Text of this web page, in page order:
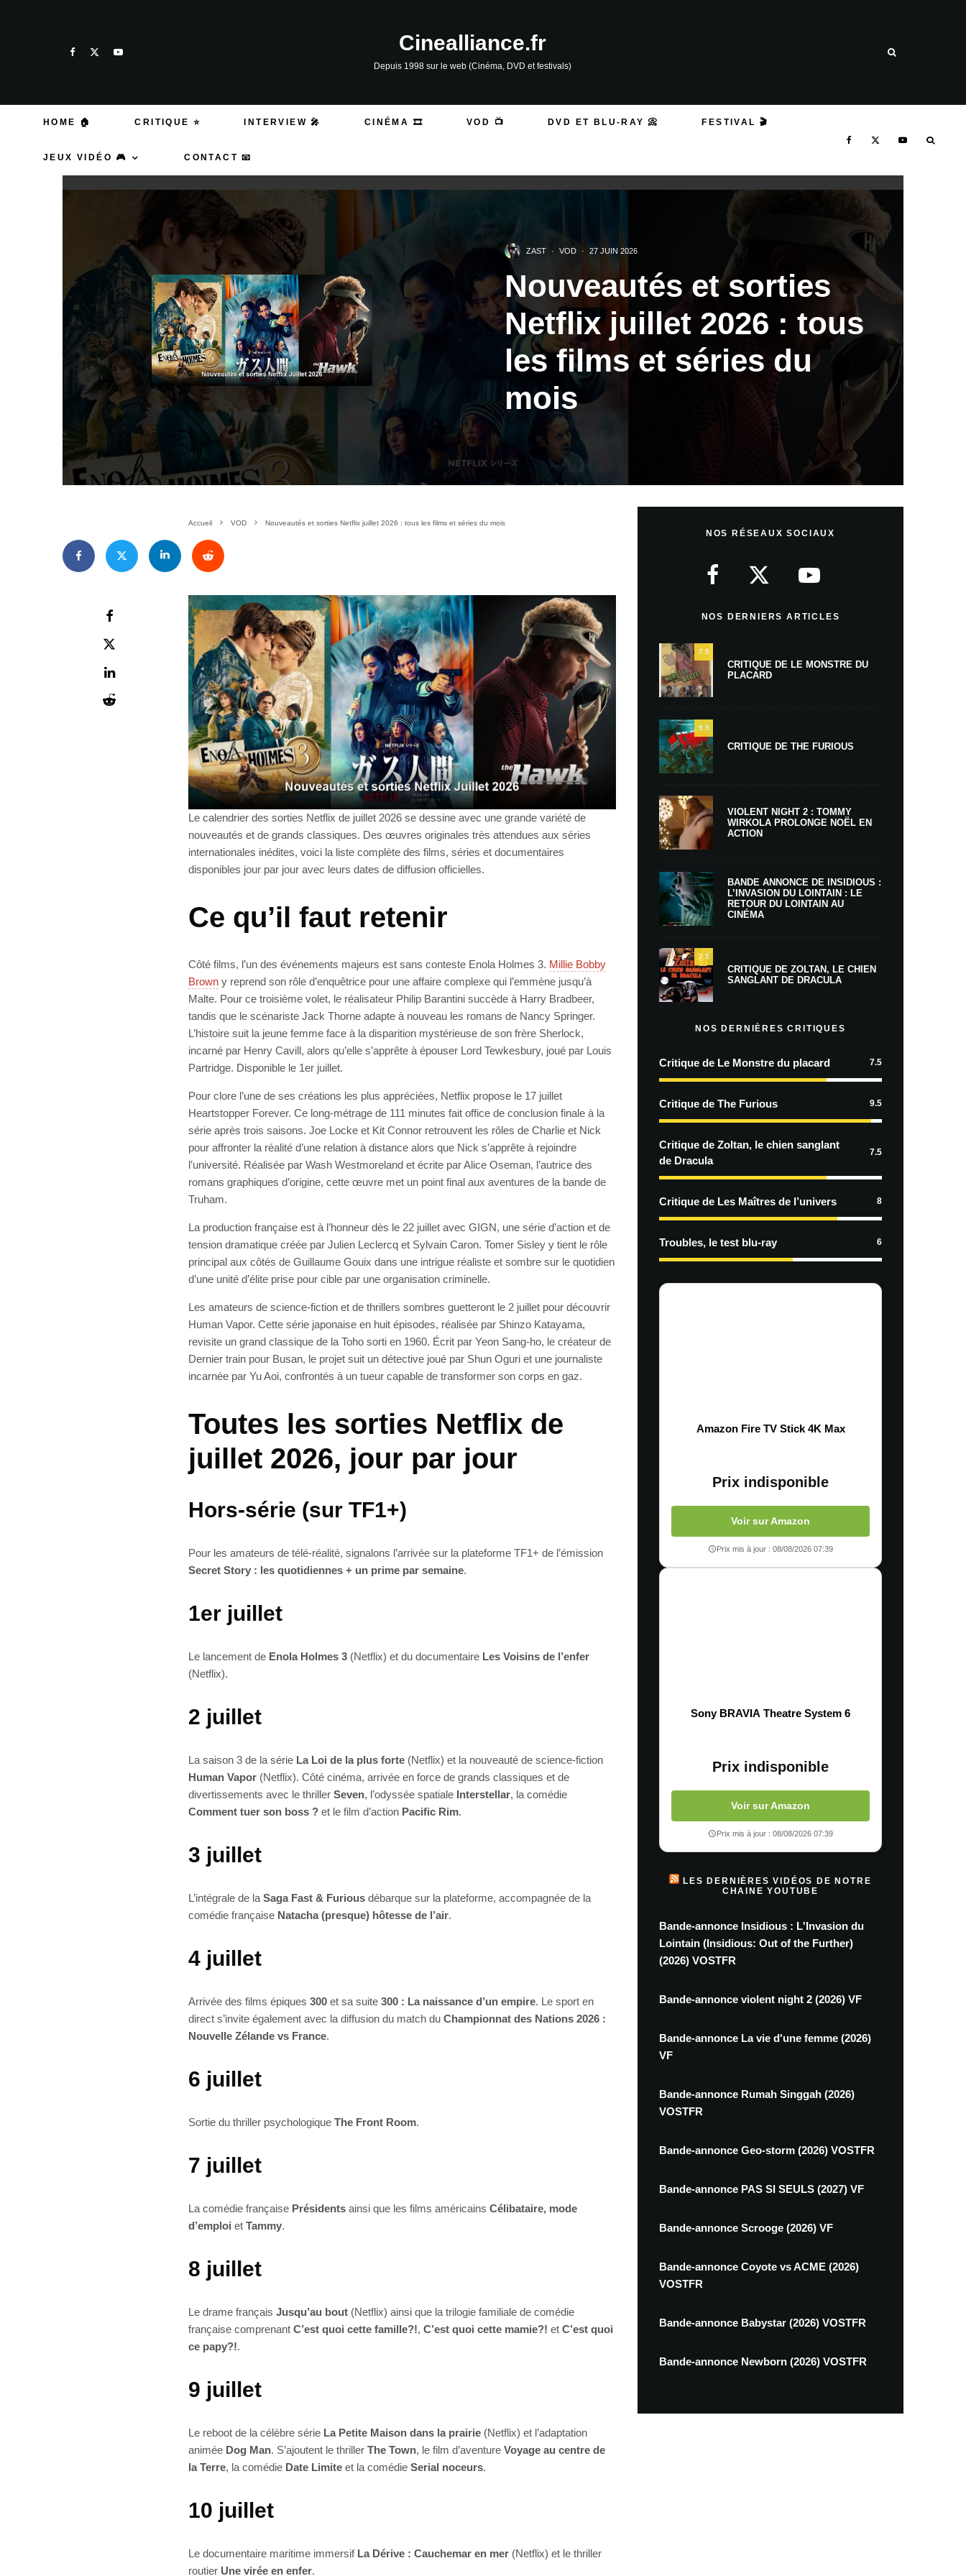
Cinealliance.fr
Depuis 1998 sur le web (Cinéma, DVD et festivals)
HOME 🏠 CRITIQUE ⭐ INTERVIEW 🎤 CINÉMA 🎞️ VOD 📺 DVD ET BLU-RAY 📀 FESTIVAL 🎬
JEUX VIDÉO 🎮 CONTACT 📧
ZAST · VOD · 27 JUIN 2026
Nouveautés et sorties
Netflix juillet 2026 : tous
les films et séries du
mois
Accueil VOD Nouveautés et sorties Netflix juillet 2026 : tous les films et séries du mois
Le calendrier des sorties Netflix de juillet 2026 se dessine avec une grande variété de
nouveautés et de grands classiques. Des œuvres originales très attendues aux séries
internationales inédites, voici la liste complète des films, séries et documentaires
disponibles jour par jour avec leurs dates de diffusion officielles.
Ce qu’il faut retenir
Côté films, l’un des événements majeurs est sans conteste Enola Holmes 3. Millie Bobby
Brown y reprend son rôle d’enquêtrice pour une affaire complexe qui l’emmène jusqu’à
Malte. Pour ce troisième volet, le réalisateur Philip Barantini succède à Harry Bradbeer,
tandis que le scénariste Jack Thorne adapte à nouveau les romans de Nancy Springer.
L’histoire suit la jeune femme face à la disparition mystérieuse de son frère Sherlock,
incarné par Henry Cavill, alors qu’elle s’apprête à épouser Lord Tewkesbury, joué par Louis
Partridge. Disponible le 1er juillet.
Pour clore l’une de ses créations les plus appréciées, Netflix propose le 17 juillet
Heartstopper Forever. Ce long-métrage de 111 minutes fait office de conclusion finale à la
série après trois saisons. Joe Locke et Kit Connor retrouvent les rôles de Charlie et Nick
pour affronter la réalité d’une relation à distance alors que Nick s’apprête à rejoindre
l’université. Réalisée par Wash Westmoreland et écrite par Alice Oseman, l’autrice des
romans graphiques d’origine, cette œuvre met un point final aux aventures de la bande de
Truham.
La production française est à l’honneur dès le 22 juillet avec GIGN, une série d’action et de
tension dramatique créée par Julien Leclercq et Sylvain Caron. Tomer Sisley y tient le rôle
principal aux côtés de Guillaume Gouix dans une intrigue réaliste et sombre sur le quotidien
d’une unité d’élite prise pour cible par une organisation criminelle.
Les amateurs de science-fiction et de thrillers sombres guetteront le 2 juillet pour découvrir
Human Vapor. Cette série japonaise en huit épisodes, réalisée par Shinzo Katayama,
revisite un grand classique de la Toho sorti en 1960. Écrit par Yeon Sang-ho, le créateur de
Dernier train pour Busan, le projet suit un détective joué par Shun Oguri et une journaliste
incarnée par Yu Aoi, confrontés à un tueur capable de transformer son corps en gaz.
Toutes les sorties Netflix de
juillet 2026, jour par jour
Hors-série (sur TF1+)
Pour les amateurs de télé-réalité, signalons l’arrivée sur la plateforme TF1+ de l’émission
Secret Story : les quotidiennes + un prime par semaine.
1er juillet
Le lancement de Enola Holmes 3 (Netflix) et du documentaire Les Voisins de l’enfer
(Netflix).
2 juillet
La saison 3 de la série La Loi de la plus forte (Netflix) et la nouveauté de science-fiction
Human Vapor (Netflix). Côté cinéma, arrivée en force de grands classiques et de
divertissements avec le thriller Seven, l’odyssée spatiale Interstellar, la comédie
Comment tuer son boss ? et le film d’action Pacific Rim.
3 juillet
L’intégrale de la Saga Fast & Furious débarque sur la plateforme, accompagnée de la
comédie française Natacha (presque) hôtesse de l’air.
4 juillet
Arrivée des films épiques 300 et sa suite 300 : La naissance d’un empire. Le sport en
direct s’invite également avec la diffusion du match du Championnat des Nations 2026 :
Nouvelle Zélande vs France.
6 juillet
Sortie du thriller psychologique The Front Room.
7 juillet
La comédie française Présidents ainsi que les films américains Célibataire, mode
d’emploi et Tammy.
8 juillet
Le drame français Jusqu’au bout (Netflix) ainsi que la trilogie familiale de comédie
française comprenant C’est quoi cette famille?!, C’est quoi cette mamie?! et C’est quoi
ce papy?!.
9 juillet
Le reboot de la célèbre série La Petite Maison dans la prairie (Netflix) et l’adaptation
animée Dog Man. S’ajoutent le thriller The Town, le film d’aventure Voyage au centre de
la Terre, la comédie Date Limite et la comédie Serial noceurs.
10 juillet
Le documentaire maritime immersif La Dérive : Cauchemar en mer (Netflix) et le thriller
routier Une virée en enfer.
NOS RÉSEAUX SOCIAUX
NOS DERNIERS ARTICLES
7.5
CRITIQUE DE LE MONSTRE DU
PLACARD
9.5
CRITIQUE DE THE FURIOUS
VIOLENT NIGHT 2 : TOMMY
WIRKOLA PROLONGE NOËL EN
ACTION
BANDE ANNONCE DE INSIDIOUS :
L’INVASION DU LOINTAIN : LE
RETOUR DU LOINTAIN AU
CINÉMA
7.5
CRITIQUE DE ZOLTAN, LE CHIEN
SANGLANT DE DRACULA
NOS DERNIÈRES CRITIQUES
Critique de Le Monstre du placard 7.5
Critique de The Furious 9.5
Critique de Zoltan, le chien sanglant
de Dracula
7.5
Critique de Les Maîtres de l’univers 8
Troubles, le test blu-ray 6
Amazon Fire TV Stick 4K Max
Prix indisponible
Voir sur Amazon
Prix mis à jour : 08/08/2026 07:39
Sony BRAVIA Theatre System 6
Prix indisponible
Voir sur Amazon
Prix mis à jour : 08/08/2026 07:39
LES DERNIÈRES VIDÉOS DE NOTRE
CHAINE YOUTUBE
Bande-annonce Insidious : L'Invasion du
Lointain (Insidious: Out of the Further)
(2026) VOSTFR
Bande-annonce violent night 2 (2026) VF
Bande-annonce La vie d'une femme (2026)
VF
Bande-annonce Rumah Singgah (2026)
VOSTFR
Bande-annonce Geo-storm (2026) VOSTFR
Bande-annonce PAS SI SEULS (2027) VF
Bande-annonce Scrooge (2026) VF
Bande-annonce Coyote vs ACME (2026)
VOSTFR
Bande-annonce Babystar (2026) VOSTFR
Bande-annonce Newborn (2026) VOSTFR